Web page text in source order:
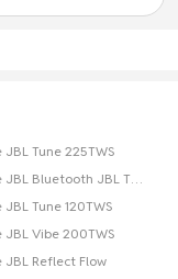
JBL Tune 225TWS
Tai Nghe JBL Bluetooth JBL T115BT
Tune 120TWS
JBL Vibe 200TWS
JBL Reflect Flow